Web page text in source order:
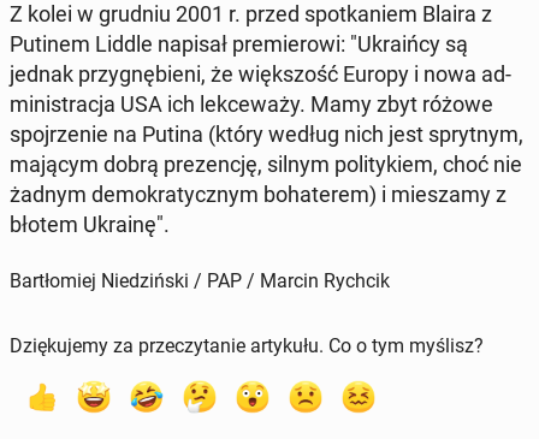
Z kolei w grudniu 2001 r. przed spo­tka­niem Blaira z
Putinem Liddle napisał pre­mie­ro­wi: "Ukra­iń­cy są
jednak przy­gnę­bie­ni, że więk­szość Europy i nowa ad­
mi­ni­stra­cja USA ich lek­ce­wa­ży. Mamy zbyt różowe
spoj­rze­nie na Putina (który według nich jest spryt­nym,
mającym dobrą pre­zen­cję, silnym po­li­ty­kiem, choć nie
żadnym de­mo­kra­tycz­nym bo­ha­te­rem) i mie­sza­my z
błotem Ukrainę".
Bartłomiej Niedziński / PAP / Marcin Rychcik
Dziękujemy za przeczytanie artykułu. Co o tym myślisz?